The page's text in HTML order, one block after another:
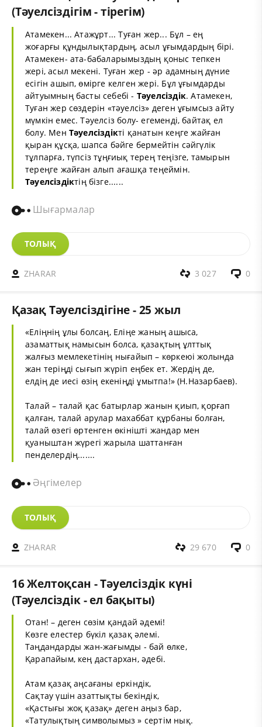
(Тәуелсіздігім - тірегім)
Атамекен... Атажұрт... Туған жер... Бұл – ең
жоғарғы құндылықтардың, асыл ұғымдардың бірі.
Атамекен- ата-бабаларымыздың қоныс тепкен
жері, асыл мекені. Туған жер - әр адамның дүние
есігін ашып, өмірге келген жері. Бұл ұғымдарды
айтуымның басты себебі - Тәуелсіздік. Атамекен,
Туған жер сөздерін «тәуелсіз» деген ұғымсыз айту
мүмкін емес. Тәуелсіз болу- егеменді, байтақ ел
болу. Мен Тәуелсіздікті қанатын кеңге жайған
қыран құсқа, шапса бәйге бермейтін сәйгүлік
тұлпарға, түпсіз тұңғиық терең теңізге, тамырын
тереңге жайған алып ағашқа теңеймін.
Тәуелсіздіктің бізге......
Шығармалар
ТОЛЫҚ
ZHARAR 0
3 027
Қазақ Тәуелсіздігіне - 25 жыл
«Еліңнің ұлы болсаң, Еліңе жаның ашыса,
азаматтық намысын болса, қазақтың ұлттық
жалғыз мемлекетінің нығайып – көркеюі жолында
жан теріңді сығып жүріп еңбек ет. Жердің де,
елдің де иесі өзің екеніңді ұмытпа!» (Н.Назарбаев).
Талай – талай қас батырлар жанын қиып, қорғап
қалған, талай арулар махаббат құрбаны болған,
талай өзегі өртенген өкінішті жандар мен
қуаныштан жүрегі жарыла шаттанған
пенделердің.......
Әңгімелер
ТОЛЫҚ
ZHARAR 0
29 670
16 Желтоқсан - Тәуелсіздік күні
(Тәуелсіздік - ел бақыты)
Отан! – деген сөзім қандай әдемі!
Көзге елестер бүкіл қазақ әлемі.
Таңдандарды жан-жағымды - бай өлке,
Қарапайым, кең дастархан, әдебі.
Атам қазақ аңсағаны еркіндік,
Сақтау үшін азаттықты бекіндік,
«Қастығы жоқ қазақ» деген аңыз бар,
«Татулықтың символымыз » сертім нық.